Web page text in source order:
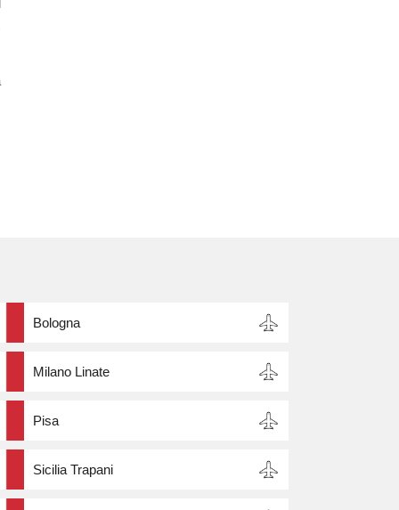
Bologna
Milano Linate
Pisa
Sicilia Trapani